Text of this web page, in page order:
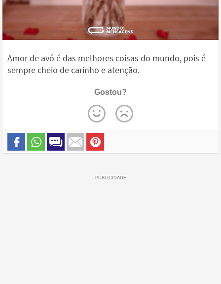
Amor de avó é das melhores coisas do mundo, pois é
sempre cheio de carinho e atenção.
Gostou?